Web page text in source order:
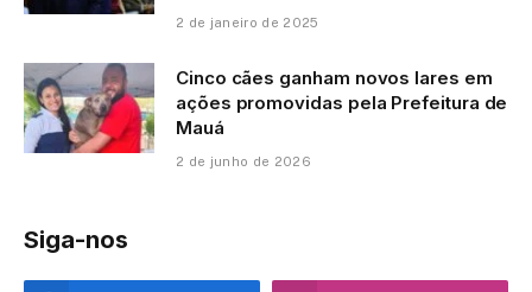
2 de janeiro de 2025
Cinco cães ganham novos lares em
ações promovidas pela Prefeitura de
Mauá
2 de junho de 2026
Siga-nos